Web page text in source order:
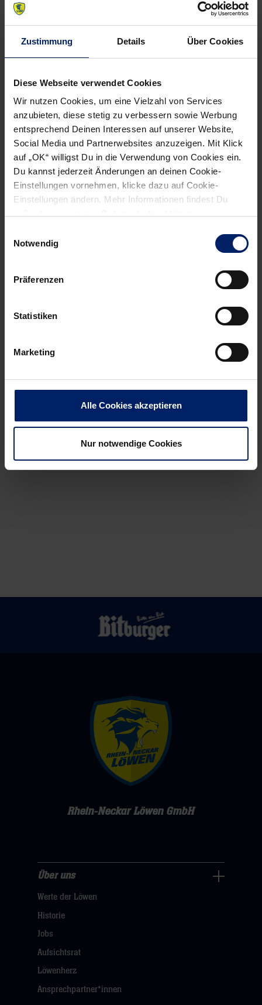
Zustimmung Details Über Cookies
Diese Webseite verwendet Cookies
Wir nutzen Cookies, um eine Vielzahl von Services
anzubieten, diese stetig zu verbessern sowie Werbung
entsprechend Deinen Interessen auf unserer Website,
Social Media und Partnerwebsites anzuzeigen. Mit Klick
auf „OK“ willigst Du in die Verwendung von Cookies ein.
Du kannst jederzeit Änderungen an deinen Cookie-
Einstellungen vornehmen, klicke dazu auf Cookie-
Einstellungen ändern. Mehr Informationen findest Du
Notwendig
Präferenzen
Statistiken
Marketing
Alle Cookies akzeptieren
Nur notwendige Cookies
schon begonnen?
12.02.2010
NEWSLETTER
informiert werden willst, kannst du den Rhein-Neckar Löwen
Post
previous
News:
Sigurðsson
fällt
zwölf
Alle News anzeigen
newst
News:
„Schämen
muss
keiner“
Rhein-Neckar Löwen GmbH
uns
Navigation
öffnen,
hier
Über uns
Werte der Löwen
Historie
Jobs
Aufsichtsrat
Löwenherz
Ansprechpartner*innen